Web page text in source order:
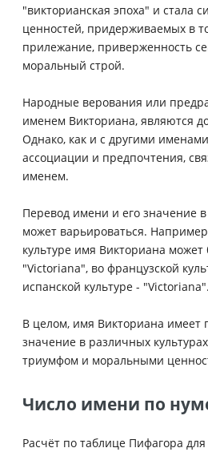
"викторианская эпоха" и стала
ценностей, придерживаемых в
прилежание, приверженность
моральный строй.
Народные верования или
именем Викториана, являются
Однако, как и с другими
ассоциации и предпочтения,
именем.
Перевод имени и его значение
может варьироваться.
культуре имя Викториана
"Victoriana", во французской
испанской культуре - "Victoriana".
В целом, имя Викториана имеет
значение в различных
триумфом и моральными
Число имени по
Расчёт по таблице Пифагора для